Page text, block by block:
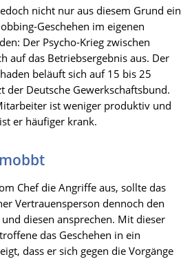
nicht nur aus diesem Grund ein
Geschehen im eigenen
Der Psycho-Krieg zwischen
auf das Betriebsergebnis aus. Der
beläuft sich auf 15 bis 25
der Deutsche Gewerkschaftsbund.
ist weniger produktiv und
er häufiger krank.
Chef die Angriffe aus, sollte das
Vertrauensperson dennoch den
diesen ansprechen. Mit dieser
das Geschehen in ein
dass er sich gegen die Vorgänge